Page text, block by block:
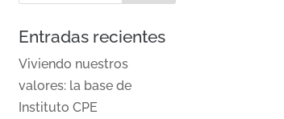
Entradas recientes
Viviendo nuestros
valores: la base de
Instituto CPE